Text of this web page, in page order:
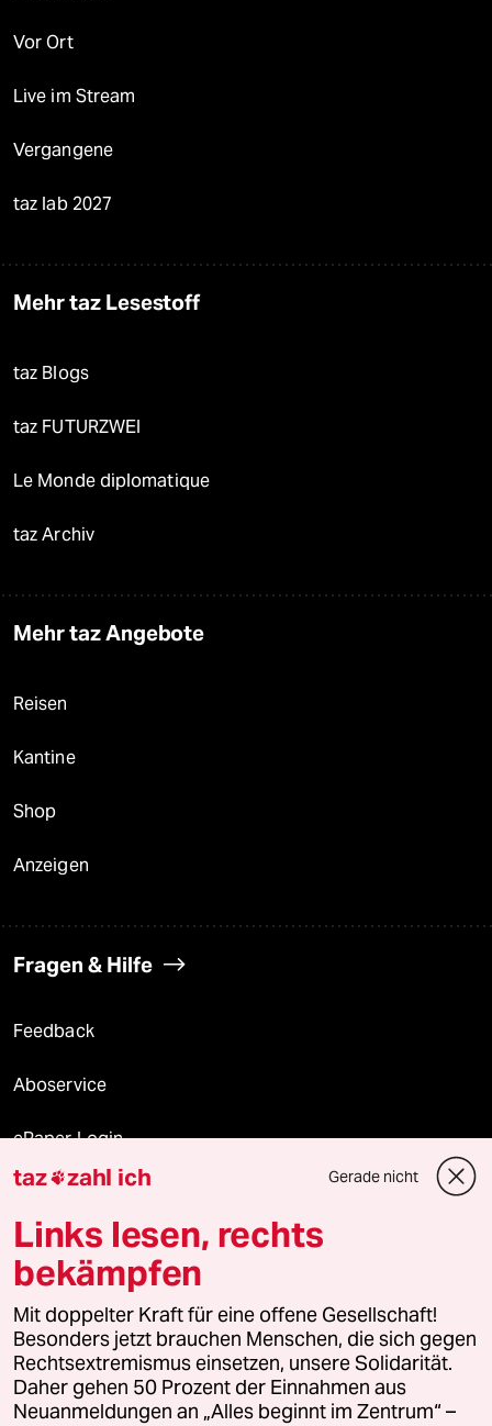
Vor Ort
Live im Stream
Vergangene
taz lab 2027
Mehr taz Lesestoff
taz Blogs
taz FUTURZWEI
Le Monde diplomatique
taz Archiv
Mehr taz Angebote
Reisen
Kantine
Shop
Anzeigen
Fragen & Hilfe
Feedback
Aboservice
ePaper Login
Downloads für Abonnierende
© 2026 taz Verlags und Vertriebs GmbH
Alle Rechte vorbehalten. Bei rechtlichen Fragen oder für Genehmigungen
wenden Sie sich bitte an
lizenzen@taz.de
Feedback Redaktionsstatut Kommune-Richtlinien
taz zahl ich Gerade nicht
Links lesen, rechts
bekämpfen
Mit doppelter Kraft für eine offene Gesellschaft!
Besonders jetzt brauchen Menschen, die sich gegen
Rechtsextremismus einsetzen, unsere Solidarität.
Daher gehen 50 Prozent der Einnahmen aus
Neuanmeldungen an „Alles beginnt im Zentrum“ –